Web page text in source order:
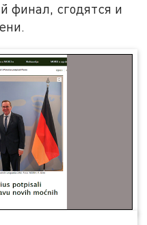
финал, сгодятся и